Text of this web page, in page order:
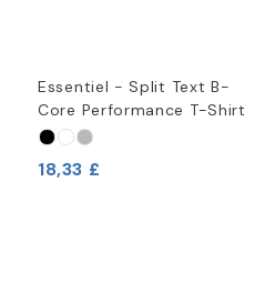
Essentiel - Split Text B-
Core Performance T-Shirt
18,33 £